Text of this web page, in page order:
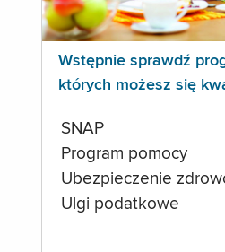
Wstępnie sprawdź
których możesz się
SNAP
Program pomocy
Ubezpieczenie
Ulgi podatkowe